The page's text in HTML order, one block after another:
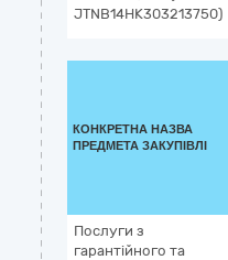
JTNB14HK303213750)
КОНКРЕТНА НАЗВА
ПРЕДМЕТА ЗАКУПІВЛІ
Послуги з
гарантійного та